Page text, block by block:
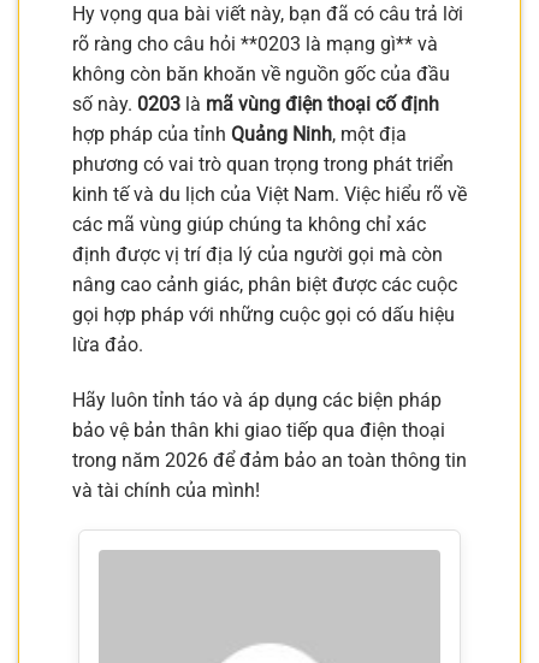
Hy vọng qua bài viết này, bạn đã có câu trả lời
rõ ràng cho câu hỏi **0203 là mạng gì** và
không còn băn khoăn về nguồn gốc của đầu
số này. 0203 là mã vùng điện thoại cố định
hợp pháp của tỉnh Quảng Ninh, một địa
phương có vai trò quan trọng trong phát triển
kinh tế và du lịch của Việt Nam. Việc hiểu rõ về
các mã vùng giúp chúng ta không chỉ xác
định được vị trí địa lý của người gọi mà còn
nâng cao cảnh giác, phân biệt được các cuộc
gọi hợp pháp với những cuộc gọi có dấu hiệu
lừa đảo.
Hãy luôn tỉnh táo và áp dụng các biện pháp
bảo vệ bản thân khi giao tiếp qua điện thoại
trong năm 2026 để đảm bảo an toàn thông tin
và tài chính của mình!